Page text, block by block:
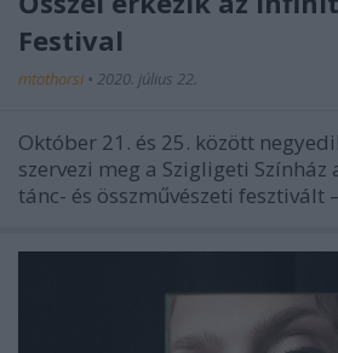
Festival
mtothorsi • 2020. július 22.
Október 21. és 25. között
szervezi meg a Szigligeti Színház
tánc- és összművészeti fesztivált